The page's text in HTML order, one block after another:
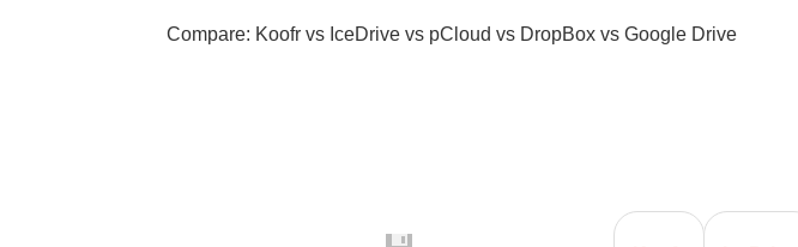
Compare: Koofr vs IceDrive vs pCloud vs DropBox vs Google Drive